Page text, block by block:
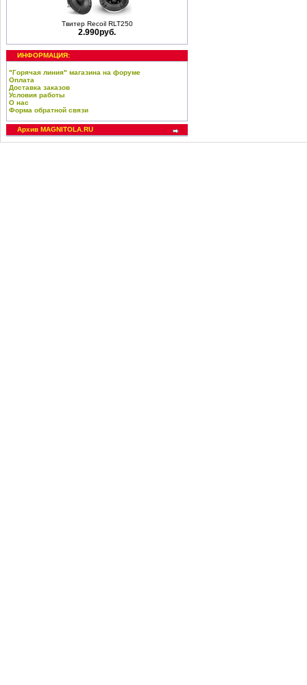
Твитер Recoil RLT250
2.990руб.
ИНФОРМАЦИЯ:
"Горячая линия" магазина на форуме
Оплата
Доставка заказов
Условия работы
О нас
Форма обратной связи
Архив MAGNITOLA.RU